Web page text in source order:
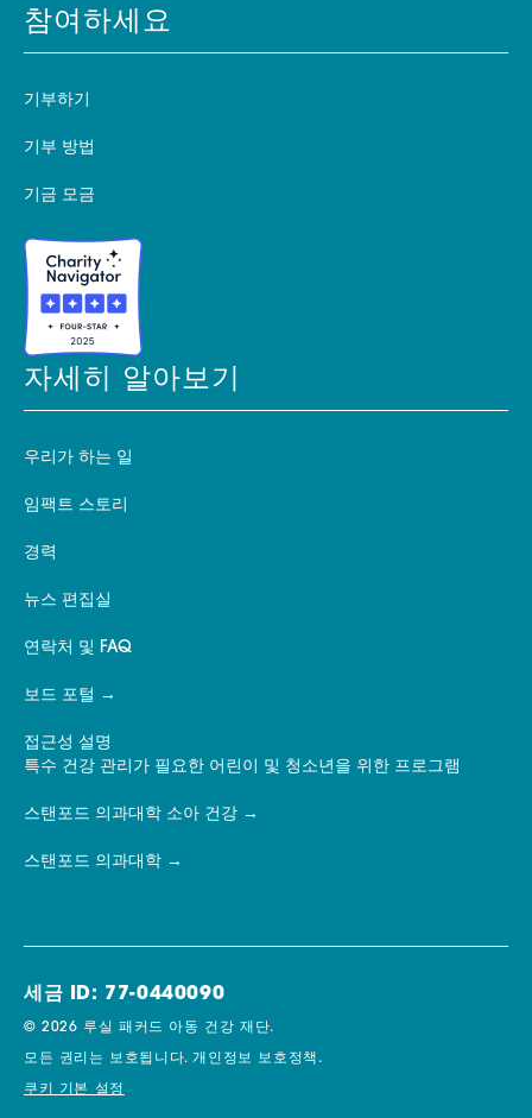
참여하세요
기부하기
기부 방법
기금 모금
자세히 알아보기
우리가 하는 일
임팩트 스토리
경력
뉴스 편집실
연락처 및 FAQ
보드 포털
접근성 설명
특수 건강 관리가 필요한 어린이 및 청소년을 위한 프로그램
스탠포드 의과대학 소아 건강
스탠포드 의과대학
세금 ID: 77-0440090
© 2026 루실 패커드 아동 건강 재단.
모든 권리는 보호됩니다.개인정보 보호정책.
쿠키 기본 설정